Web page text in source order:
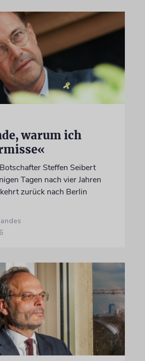
warum ich
Steffen Seibert
Tagen nach vier Jahren
zurück nach Berlin